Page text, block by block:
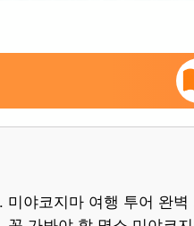
미야코지마 여행 투어 완